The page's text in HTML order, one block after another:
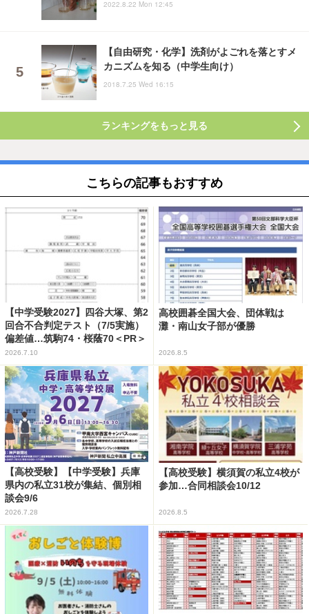
2022.8.22 Mon 12:45
【自由研究・化学】洗剤がよごれを落とすメ
カニズムを知る（中学生向け）
2018.7.25 Wed 16:15
ランキングをもっと見る
こちらの記事もおすすめ
【中学受験2027】四谷大塚、第2
回合不合判定テスト（7/5実施）
偏差値…筑駒74・桜蔭70＜PR＞
2026.7.10
高校囲碁全国大会、団体戦は
灘・南山女子部が優勝
2026.8.5
【高校受験】【中学受験】兵庫
県内の私立31校が集結、個別相
談会9/6
2026.7.28
【高校受験】横須賀の私立4校が
参加…合同相談会10/12
2026.8.5